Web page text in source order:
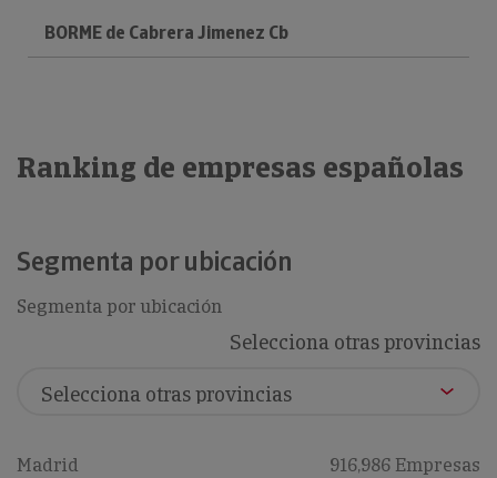
BORME de Cabrera Jimenez Cb
Ranking de empresas españolas
Segmenta por ubicación
Segmenta por ubicación
Selecciona otras provincias
Madrid 916,986 Empresas